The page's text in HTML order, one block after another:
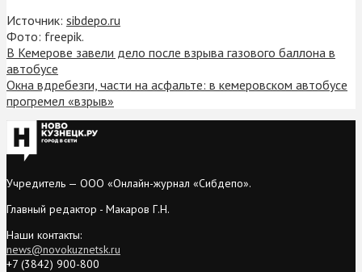
Источник: sibdepo.ru
Фото: freepik.
В Кемерове завели дело после взрыва газового баллона в
автобусе
Окна вдребезги, части на асфальте: в кемеровском автобусе
прогремел «взрыв»
Учредитель — ООО «Онлайн-журнал «Сибдепо».
Главный редактор - Макаров Г.Н.
Наши контакты:
news@novokuznetsk.ru
+7 (3842) 900-800